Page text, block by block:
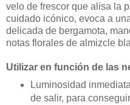
velo de frescor que alisa la
cuidado icónico, evoca a
delicada de bergamota,
notas florales de almizcle
Utilizar en función de las
Luminosidad
de salir, para